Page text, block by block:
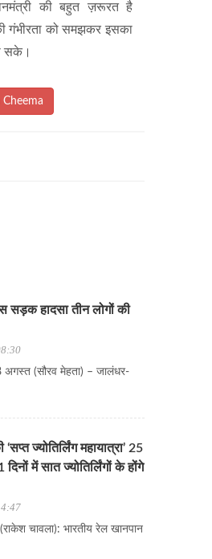
की बहुत ज़रूरत है
गंभीरता को समझकर इसका
सके।
सड़क हादसा तीन लोगों की
अगस्त (सौरव मेहता) – जालंधर-
ज्योतिर्लिंग महायात्रा’ 25
में सात ज्योतिर्लिंगों के होंगे
चावला): भारतीय रेल खानपान